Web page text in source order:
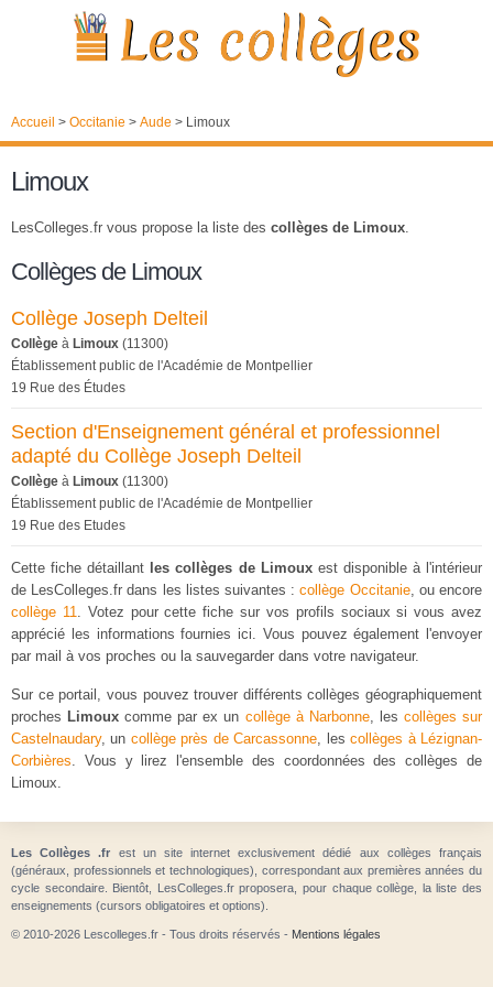
Accueil > Occitanie > Aude > Limoux
Limoux
LesColleges.fr vous propose la liste des collèges de Limoux.
Collèges de Limoux
Collège Joseph Delteil
Collège à Limoux (11300)
Établissement public de l'Académie de Montpellier
19 Rue des Études
Section d'Enseignement général et professionnel
adapté du Collège Joseph Delteil
Collège à Limoux (11300)
Établissement public de l'Académie de Montpellier
19 Rue des Etudes
Cette fiche détaillant les collèges de Limouxest disponible à l'intérieur
de LesColleges.fr dans les listes suivantes :collège Occitanie, ou encore
collège 11. Votez pour cette fiche sur vos profils sociaux si vous avez
apprécié les informations fournies ici. Vous pouvez également l'envoyer
par mail à vos proches ou la sauvegarder dans votre navigateur.
Sur ce portail, vous pouvez trouver différents collèges géographiquement
proches Limoux comme par ex un collège à Narbonne, les collèges sur
Castelnaudary, un collège près de Carcassonne, lescollèges à Lézignan-
Corbières. Vous y lirez l'ensemble des coordonnées des collèges de
Limoux.
Les Collèges .fr est un site internet exclusivement dédié aux collèges français
(généraux, professionnels et technologiques), correspondant aux premières années du
cycle secondaire. Bientôt, LesColleges.fr proposera, pour chaque collège, la liste des
enseignements (cursors obligatoires et options).
© 2010-2026 Lescolleges.fr - Tous droits réservés - Mentions légales